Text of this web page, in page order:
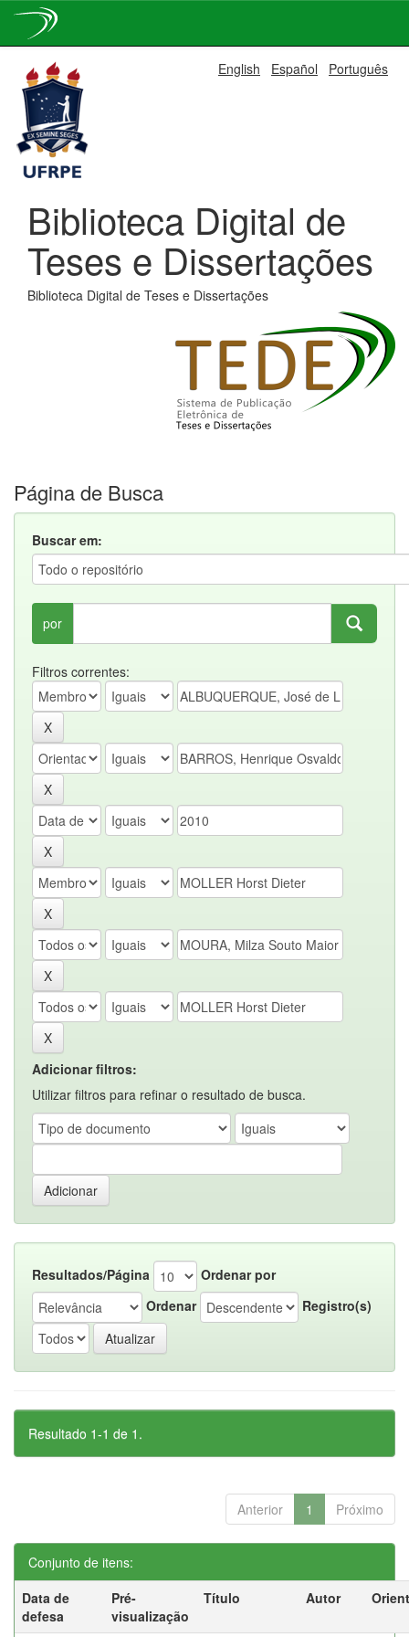
navigation
English Español Português
Biblioteca Digital de
Teses e Dissertações
Biblioteca Digital de Teses e Dissertações
Página de Busca
Buscar em:
por
Filtros correntes:
Adicionar filtros:
Utilizar filtros para refinar o resultado de busca.
Resultados/Página
Ordenar por
Ordenar
Registro(s)
Resultado 1-1 de 1.
Anterior 1 Próximo
Conjunto de itens:
Data de
defesa
Pré-
visualização
Título Autor